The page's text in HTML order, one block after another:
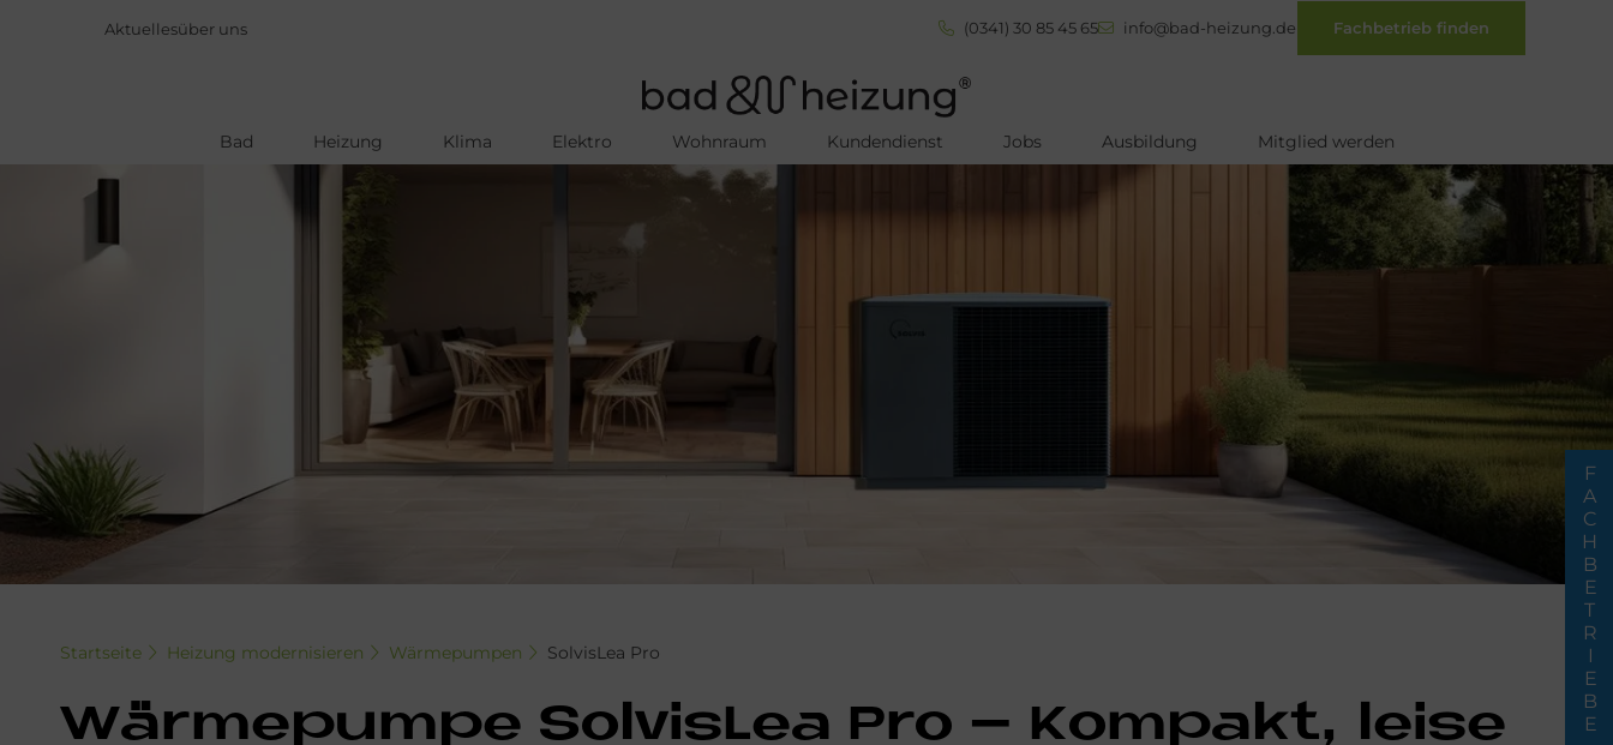
Aktuellesüber uns (0341) 30 85 45 65 info@bad-heizung.de Fachbetrieb finden
Bad Heizung Klima Elektro Wohnraum Kundendienst Jobs Ausbildung Mitglied werden
Startseite Heizung modernisieren Wärmepumpen SolvisLea Pro
Wär­me­pum­pe Sol­vis­Lea Pro – Kom­pakt, lei­se
FACHBETRIEBE